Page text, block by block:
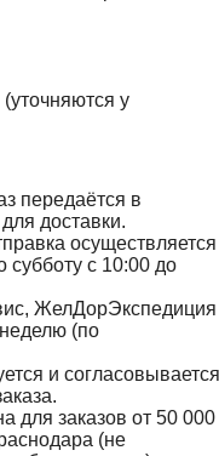
у
передаётся в
доставки.
осуществляется
субботу с 10:00 до
ЖелДорЭкспедиция
(по
и согласовывается
для заказов от 50 000
(не